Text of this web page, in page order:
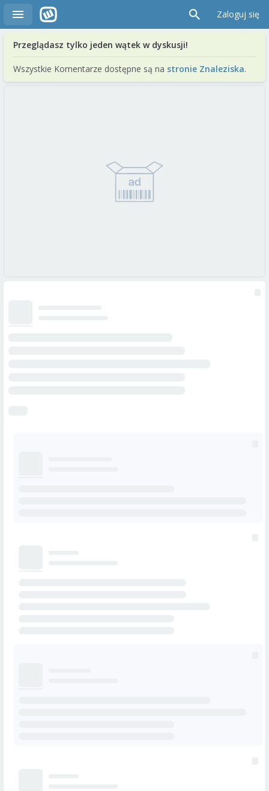
Zaloguj się
Przeglądasz tylko jeden wątek w dyskusji!
Wszystkie Komentarze dostępne są na stronie Znaleziska.